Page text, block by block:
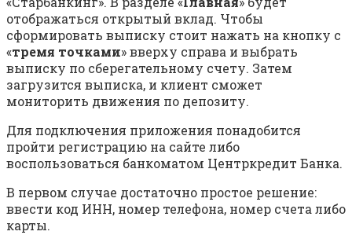
отображаться открытый вклад. Чтобы
сформировать выписку стоит нажать на кнопку с
«тремя точками» вверху справа и выбрать
выписку по сберегательному счету. Затем
загрузится выписка, и клиент сможет
мониторить движения по депозиту.
Для подключения приложения понадобится
пройти регистрацию на сайте либо
воспользоваться банкоматом Центркредит Банка.
В первом случае достаточно простое решение:
ввести код ИНН, номер телефона, номер счета либо
карты.